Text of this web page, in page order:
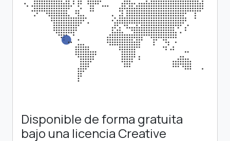
Disponible de forma gratuita
bajo una licencia Creative